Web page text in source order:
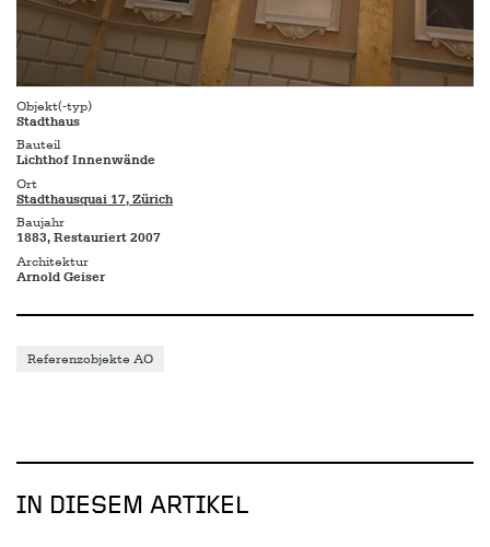
Objekt(-typ)
Stadthaus
Bauteil
Lichthof Innenwände
Ort
Stadthausquai 17, Zürich
Baujahr
1883, Restauriert 2007
Architektur
Arnold Geiser
Referenzobjekte AO
IN DIESEM ARTIKEL